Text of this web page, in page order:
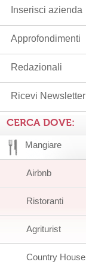
Inserisci azienda
Approfondimenti
Redazionali
Ricevi Newsletter
CERCA DOVE:
Mangiare
Airbnb
Ristoranti
Agriturist
Country House